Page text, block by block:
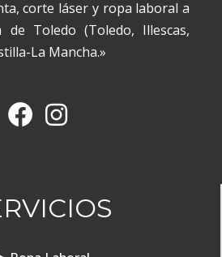
corte láser y ropa laboral a
Toledo (Toledo, Illescas,
La Mancha.»